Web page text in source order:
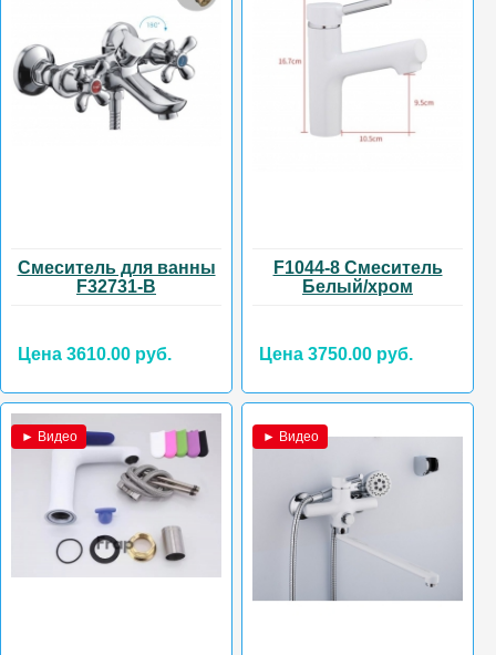
Смеситель для ванны
F32731-B
Цена 3610.00 руб.
F1044-8 Смеситель
Белый/хром
Цена 3750.00 руб.
► Видео ► Видео